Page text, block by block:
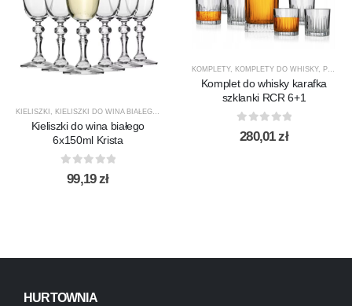
KIELISZKI KIELISZKI DO WINA BIAŁEGO KROSNO GLASS , PRODUCENCI
Kieliszki do wina białego
6x150ml Krista
out of 5
99,19zł
KOMPLETY, KOMPLETY DO WHISKY, PREZENTY
Komplet do whisky karafka
szklanki RCR 6+1
0out of 5
280,01zł
HURTOWNIA